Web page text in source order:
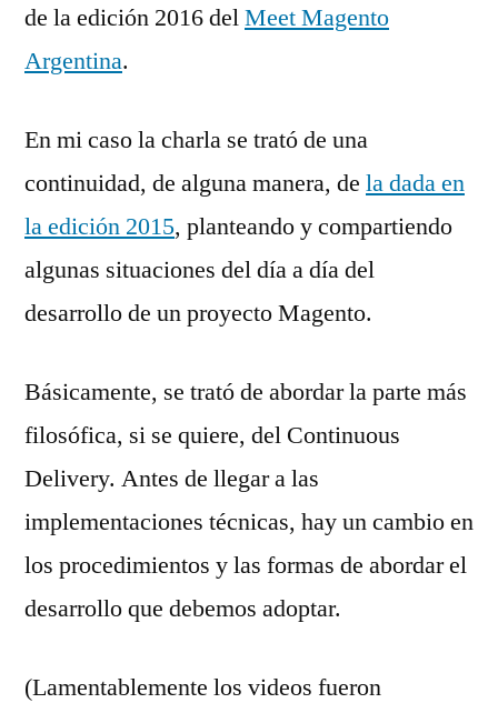
de la edición 2016 delMeet Magento
Argentina.
En mi caso la charla se trató de una
continuidad, de alguna manera, de la dada en
la edición 2015, planteando y compartiendo
algunas situaciones del día a día del
desarrollo de un proyecto Magento.
Básicamente, se trató de abordar la parte más
filosófica, si se quiere, del Continuous
Delivery. Antes de llegar a las
implementaciones técnicas, hay un cambio en
los procedimientos y las formas de abordar el
desarrollo que debemos adoptar.
(Lamentablemente los videos fueron